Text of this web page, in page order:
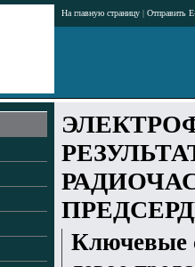
На главную страницу | Отправить
Ключевые